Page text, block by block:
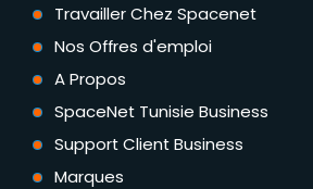
Travailler Chez Spacenet
Nos Offres d'emploi
A Propos
SpaceNet Tunisie Business
Support Client Business
Marques